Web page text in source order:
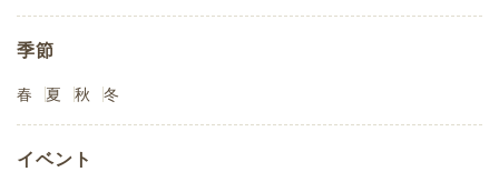
季節
春 夏 秋 冬
イベント